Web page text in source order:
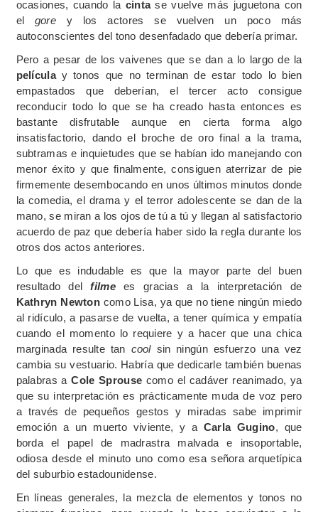
ocasiones, cuando la cintase vuelve más juguetona con
el gore y los actores se vuelven un poco más
autoconscientes del tono desenfadado que debería primar.
Pero a pesar de los vaivenes que se dan a lo largo de la
películay tonos que no terminan de estar todo lo bien
empastados que deberían, el tercer acto consigue
reconducir todo lo que se ha creado hasta entonces es
bastante disfrutable aunque en cierta forma algo
insatisfactorio, dando el broche de oro final a la trama,
subtramas e inquietudes que se habían ido manejando con
menor éxito y que finalmente, consiguen aterrizar de pie
firmemente desembocando en unos últimos minutos donde
la comedia, el drama y el terror adolescente se dan de la
mano, se miran a los ojos de tú a tú y llegan al satisfactorio
acuerdo de paz que debería haber sido la regla durante los
otros dos actos anteriores.
Lo que es indudable es que la mayor parte del buen
resultado delfilmees gracias a la interpretación de
Kathryn Newton como Lisa, ya que no tiene ningún miedo
al ridículo, a pasarse de vuelta, a tener química y empatía
cuando el momento lo requiere y a hacer que una chica
marginada resulte tan coolsin ningún esfuerzo una vez
cambia su vestuario. Habría que dedicarle también buenas
palabras aCole Sprouse como el cadáver reanimado, ya
que su interpretación es prácticamente muda de voz pero
a través de pequeños gestos y miradas sabe imprimir
emoción a un muerto viviente, y a Carla Gugino, que
borda el papel de madrastra malvada e insoportable,
odiosa desde el minuto uno como esa señora arquetípica
del suburbio estadounidense.
En líneas generales, la mezcla de elementos y tonos no